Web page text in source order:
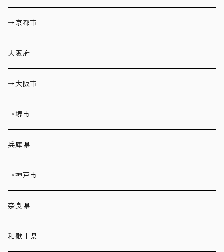
→京都市
大阪府
→大阪市
→堺市
兵庫県
→神戸市
奈良県
和歌山県